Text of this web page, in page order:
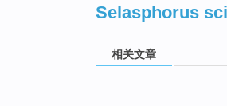
Selasphorus
相关文章